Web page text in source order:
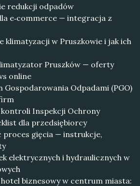
redukcji odpadów
e‑commerce — integracja z
klimatyzacji w Pruszkowie i jak ich
Pruszków — oferty
online
Gospodarowania Odpadami (PGO)
Inspekcji Ochrony
dla przedsiębiorcy
proces gięcia — instrukcje,
elektrycznych i hydraulicznych w
biznesowy w centrum miasta: